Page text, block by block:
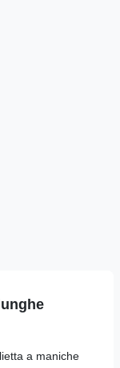
a maniche